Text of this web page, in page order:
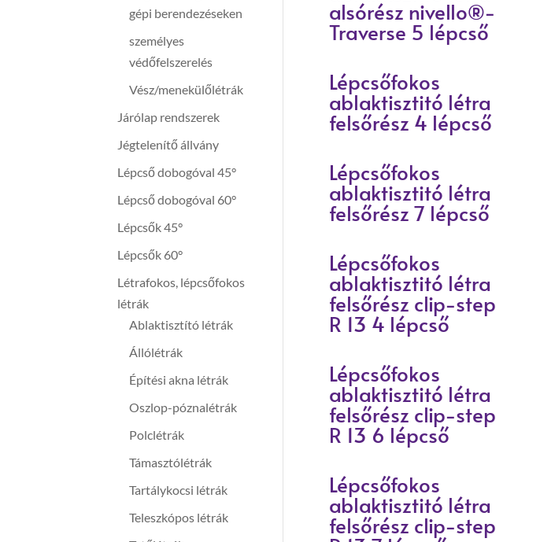
alsórész nivello®-
Traverse 5 lépcső
Lépcsőfokos
ablaktisztitó létra
felsőrész 4 lépcső
Lépcsőfokos
ablaktisztitó létra
felsőrész 7 lépcső
Lépcsőfokos
ablaktisztitó létra
felsőrész clip-step
R 13 4 lépcső
Lépcsőfokos
ablaktisztitó létra
felsőrész clip-step
R 13 6 lépcső
Lépcsőfokos
ablaktisztitó létra
felsőrész clip-step
gépi berendezéseken
személyes
védőfelszerelés
Vész/menekülőlétrák
Járólap rendszerek
Jégtelenítő állvány
Lépcső dobogóval 45°
Lépcső dobogóval 60°
Lépcsők 45°
Lépcsők 60°
Létrafokos, lépcsőfokos
létrák
Ablaktisztító létrák
Állólétrák
Építési akna létrák
Oszlop-póznalétrák
Polclétrák
Támasztólétrák
Tartálykocsi létrák
Teleszkópos létrák